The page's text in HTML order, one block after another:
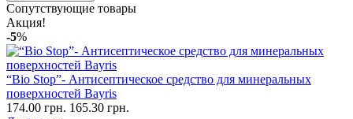
Сопутствующие товары
Акция!
-5%
“Bio Stop”- Антисептическое средство для минеральных
поверхностей Bayris
174.00 грн. 165.30 грн.